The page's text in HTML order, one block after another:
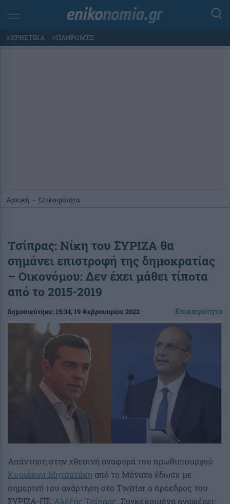
#ΧΡΗΣΤΙΚΑ #ΠΛΗΡΩΜΕΣ
Αρχική - Επικαιρότητα
Τσίπρας: Νίκη του ΣΥΡΙΖΑ θα
σημάνει επιστροφή της δημοκρατίας
– Οικονόμου: Δεν έχει μάθει τίποτα
από το 2015-2019
δημοσιεύτηκε:15:34, 19 Φεβρουαρίου 2022 Επικαιρότητα
Απάντηση στην χθεσινή αναφορά του πρωθυπουργού
Κυριάκου Μητσοτάκη από το Μόναχο έδωσε με
σημερινή του ανάρτηση στο Twitter ο πρόεδρος του
ΣΥΡΙΖΑ-ΠΣ, Αλέξης Τσίπρας. Συγκεκριμένα αναφέρει: